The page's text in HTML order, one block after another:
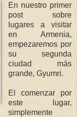
En nuestro primer
post sobre
lugares a visitar
en Armenia,
empezaremos por
su segunda
ciudad más
grande, Gyumri.
El comenzar por
este lugar,
simplemente